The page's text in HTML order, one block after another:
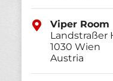
Viper Room
Landstraßer
1030 Wien
Austria